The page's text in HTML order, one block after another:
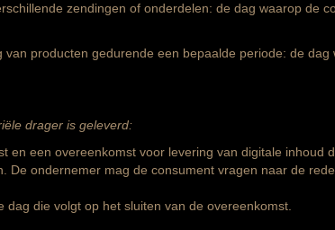
zendingen of onderdelen: de dag waarop de
producten gedurende een bepaalde periode: de
drager is geleverd:
en een overeenkomst voor levering van digitale
De ondernemer mag de consument vragen naar de
die volgt op het sluiten van de overeenkomst.